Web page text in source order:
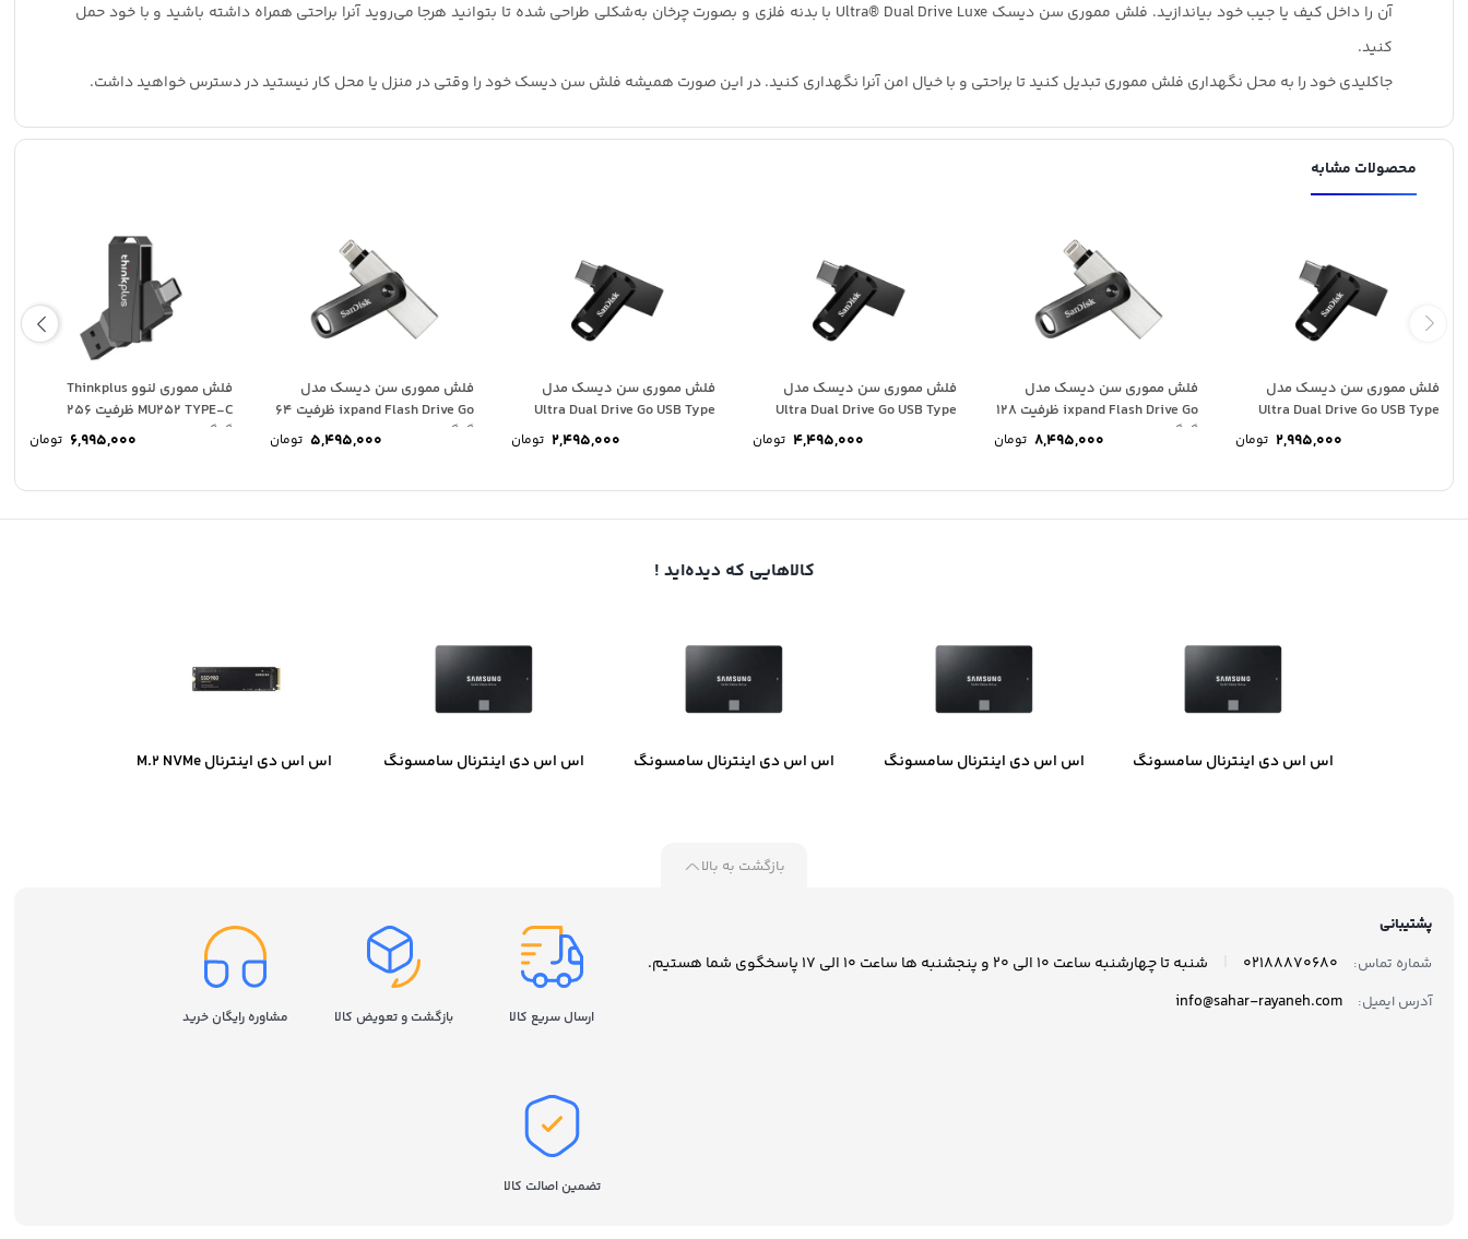
آن را داخل کیف یا جیب خود بیاندازید. فلش مموری سن دیسک Ultra® Dual Drive Luxe با
بدنه فلزی و بصورت چرخان به‌شکلی طراحی شده تا بتوانید هرجا می‌روید آنرا براحتی همراه داشته باشید و با خود حمل
کنید.
جاکلیدی خود را به محل نگهداری فلش مموری تبدیل کنید تا براحتی و با خیال امنآنرا نگهداری کنید. در این صورت همیشه فلش سن دیسک خود را وقتی در منزل یا محل کار نیستید در دسترس خواهید داشت.
محصولات مشابه
فلش مموری سن دیسک مدل
Ultra Dual Drive Go USB Type
2,995,000 تومان
فلش مموری سن دیسک مدل
ixpand Flash Drive Go ظرفیت 128
گیگابایت
8,495,000 تومان
فلش مموری سن دیسک مدل
Ultra Dual Drive Go USB Type
4,495,000 تومان
فلش مموری سن دیسک مدل
Ultra Dual Drive Go USB Type
2,495,000 تومان
فلش مموری سن دیسک مدل
ixpand Flash Drive Go ظرفیت 64
گیگابایت
5,495,000 تومان
فلش مموری لنوو Thinkplus
MU252 TYPE-C ظرفیت 256
گیگابایت
6,995,000 تومان
کالاهایی که دیده‌اید !
اس اس دی اینترنال سامسونگ
اس اس دی اینترنال سامسونگ
اس اس دی اینترنال سامسونگ
اس اس دی اینترنال سامسونگ
اس اس دی اینترنال M.2 NVMe
بازگشت به بالا
پشتیبانی
شماره تماس:
02188870680 شنبه تا چهارشنبه ساعت 10 الی 20 و پنجشنبه ها ساعت 10 الی 17 پاسخگوی شما هستیم.
آدرس ایمیل: info@sahar-rayaneh.com
ارسال سریع کالا بازگشت و تعویض کالا مشاوره رایگان خرید
تضمین اصالت کالا